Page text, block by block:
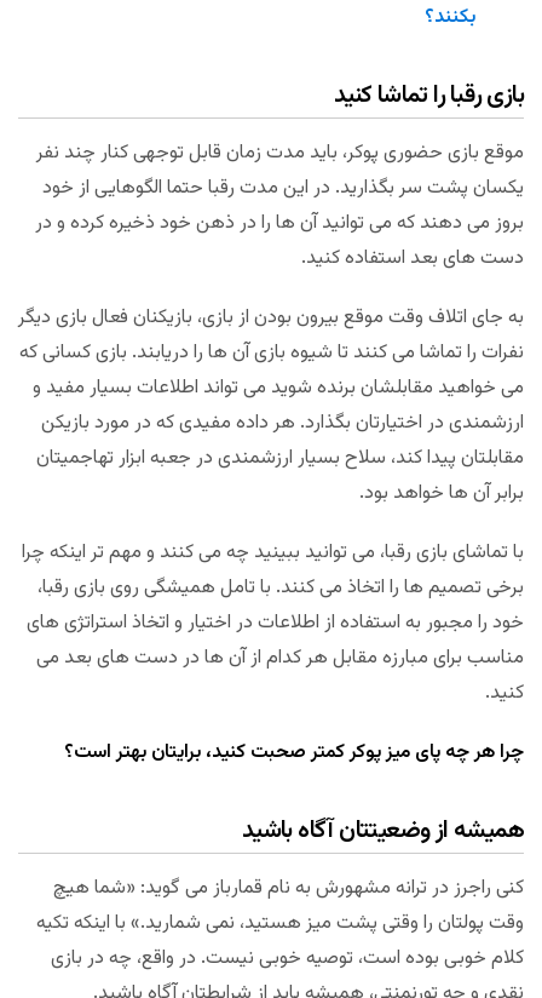
بکنند؟
بازی رقبا را تماشا کنید
موقع بازی حضوری پوکر، باید مدت زمان قابل توجهی کنار چند نفر
یکسان پشت سر بگذارید. در این مدت رقبا حتما الگوهایی از خود
بروز می دهند که می توانید آن ها را در ذهن خود ذخیره کرده و در
دست های بعد استفاده کنید.
به جای اتلاف وقت موقع بیرون بودن از بازی، بازیکنان فعال بازی دیگر
نفرات را تماشا می کنند تا شیوه بازی آن ها را دریابند. بازی کسانی که
می خواهید مقابلشان برنده شوید می تواند اطلاعات بسیار مفید و
ارزشمندی در اختیارتان بگذارد. هر داده مفیدی که در مورد بازیکن
مقابلتان پیدا کند، سلاح بسیار ارزشمندی در جعبه ابزار تهاجمیتان
برابر آن ها خواهد بود.
با تماشای بازی رقبا، می توانید ببینید چه می کنند و مهم تر اینکه چرا
برخی تصمیم ها را اتخاذ می کنند. با تامل همیشگی روی بازی رقبا،
خود را مجبور به استفاده از اطلاعات در اختیار و اتخاذ استراتژی های
مناسب برای مبارزه مقابل هر کدام از آن ها در دست های بعد می
کنید.
چرا هر چه پای میز پوکر کمتر صحبت کنید، برایتان بهتر است؟
همیشه از وضعیتتان آگاه باشید
کنی راجرز در ترانه مشهورش به نام قمارباز می گوید: «شما هیچ
وقت پولتان را وقتی پشت میز هستید، نمی شمارید.» با اینکه تکیه
کلام خوبی بوده است، توصیه خوبی نیست. در واقع، چه در بازی